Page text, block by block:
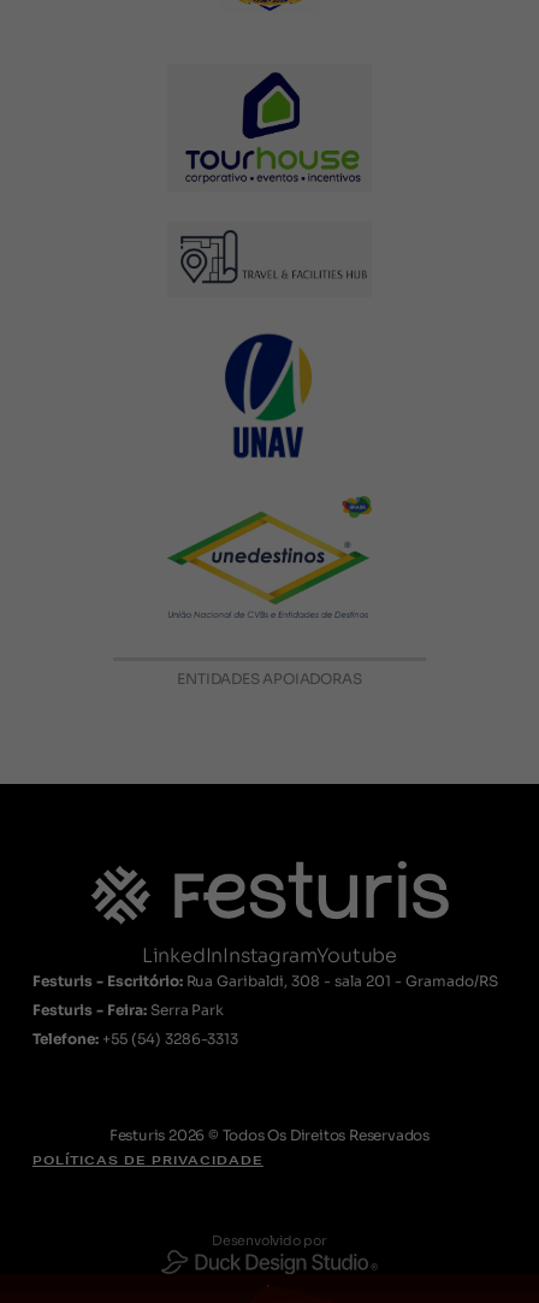
ENTIDADES APOIADORAS
LinkedInInstagramYoutube
Festuris - Escritório: Rua Garibaldi, 308 - sala 201 - Gramado/RS
Festuris - Feira: Serra Park
Telefone: +55 (54) 3286-3313
Festuris 2026 © Todos Os Direitos Reservados
POLÍTICAS DE PRIVACIDADE
Desenvolvido por